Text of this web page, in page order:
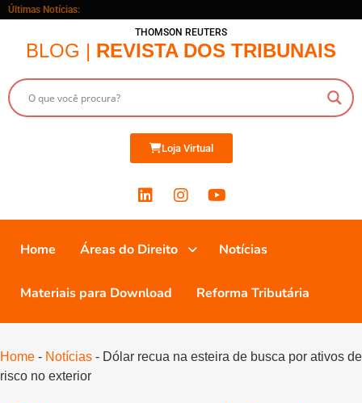
Últimas Notícias:
THOMSON REUTERS
BLOG | REVISTA DOS TRIBUNAIS
Loja Virtual
Home Áreas do Direito Notícias
Materiais para Download Reforma Tributária
Home - Notícias - Dólar recua na esteira de busca por ativos de
risco no exterior